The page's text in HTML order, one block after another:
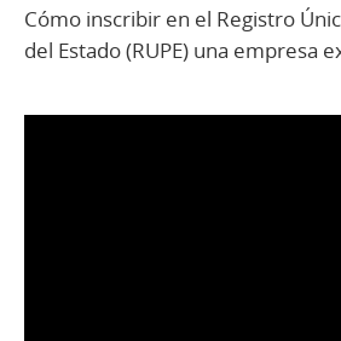
Cómo inscribir en el Registro
del Estado (RUPE) una empresa